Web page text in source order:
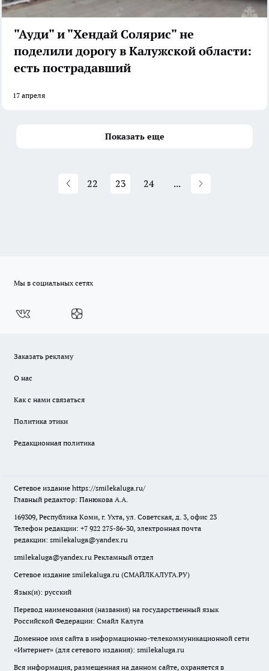
"Ауди" и "Хендай Солярис" не
поделили дорогу в Калужской области:
есть пострадавший
17 апреля
Показать еще
22 23 24 ...
Мы в социальных сетях
Заказать рекламу
О нас
Как с нами связаться
Политика этики
Редакционная политика
Сетевое издание https://smilekaluga.ru/
Главный редактор: Панюкова А.А.
169309, Республика Коми, г. Ухта, ул. Советская, д. 3, офис 23
Телефон редакции: +7 922 275-86-30, электронная почта
редакции: smilekaluga@yandex.ru
smilekaluga@yandex.ru Рекламный отдел
Сетевое издание smilekaluga.ru (СМАЙЛКАЛУГА.РУ)
Язык(и): русский
Перевод наименования (названия) на государственный язык
Российской Федерации: Смайл Калуга
Доменное имя сайта в информационно-телекоммуникационной сети
«Интернет» (для сетевого издания): smilekaluga.ru
Вся информация, размещенная на данном сайте, охраняется в